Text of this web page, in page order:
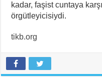
kadar, faşist cuntaya
örgütleyicisiydi.
tikb.org